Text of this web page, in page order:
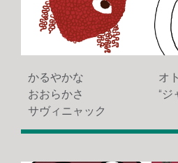
かるやかな
おおらかさ
サヴィニャック
オ
“ジ